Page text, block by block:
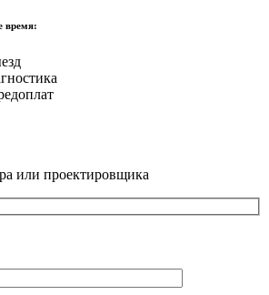
время:
или проектировщика